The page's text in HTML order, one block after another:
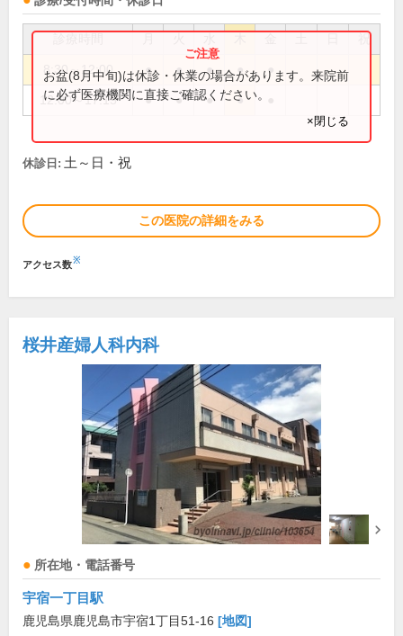
祝
8:30～12:00 ● ● ● ● ●
12:00～17:15 ● ● ● ●
お盆(8月中旬)は休診・休業の場合があります。来院前
に必ず医療機関に直接ご確認ください。
×閉じる
休診日: 土～日・祝
この医院の詳細をみる
アクセス数※
桜井産婦人科内科
所在地・電話番号
宇宿一丁目駅
鹿児島県鹿児島市宇宿1丁目51-16 [地図]